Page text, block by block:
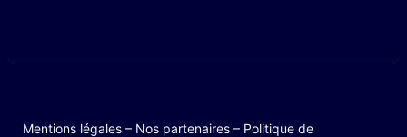
Mentions légales – Nos partenaires – Politique de